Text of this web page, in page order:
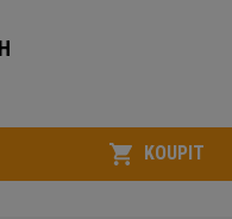
KOUPIT